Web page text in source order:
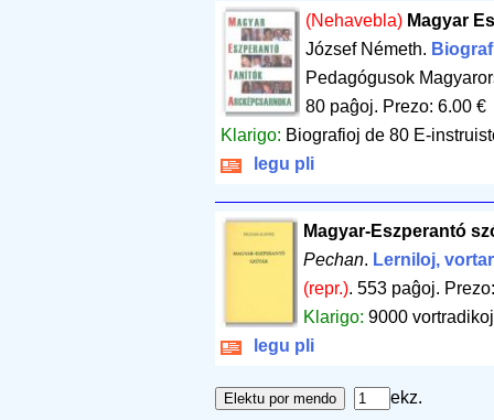
(Nehavebla) Magyar
József Németh.
Pedagógusok
80 paĝoj. Prezo: 6.00 €
Klarigo: Biografioj de 80 E-
legu pli
Magyar-Eszperantó
Pechan. Lerniloj,
(repr.). 553 paĝoj.
Klarigo: 9000
legu pli
ekz.